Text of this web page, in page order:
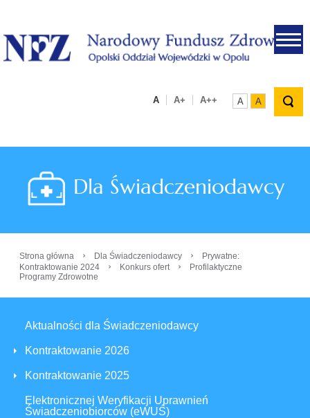
.
A A+ A++ A A
Dla Świadczeniodawcy
Strona główna › Dla Świadczeniodawcy ›
Prywatne:
Kontraktowanie 2024
› Konkurs ofert ›
Profilaktyczne
Programy Zdrowotne
Aktualności dla Świadczeniodawcy
Kontraktowanie 2026
Kontraktowanie 2025
Elektronicznej Weryfikacji Uprawnień
Świadczeniobiorców (eWUŚ)